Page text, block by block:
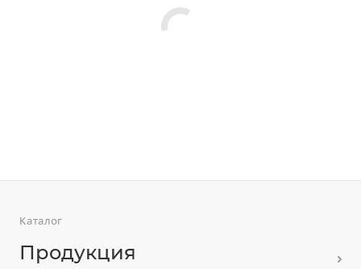
Каталог
Продукция